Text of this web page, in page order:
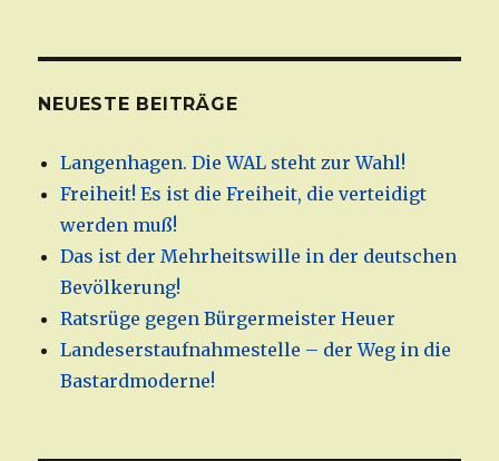
NEUESTE BEITRÄGE
Langenhagen. Die WAL steht zur Wahl!
Freiheit! Es ist die Freiheit, die verteidigt
werden muß!
Das ist der Mehrheitswille in der deutschen
Bevölkerung!
Ratsrüge gegen Bürgermeister Heuer
Landeserstaufnahmestelle – der Weg in die
Bastardmoderne!